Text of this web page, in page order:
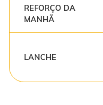
REFORÇO DA
MANHÃ
LANCHE